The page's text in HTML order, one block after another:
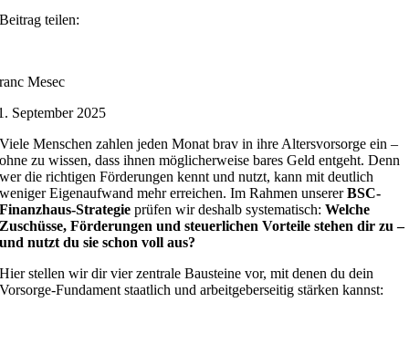
Beitrag teilen:
Mesec
September 2025
Viele Menschen zahlen jeden Monat brav in ihre Altersvorsorge ein –
ohne zu wissen, dass ihnen möglicherweise bares Geld entgeht. Denn
wer die richtigen Förderungen kennt und nutzt, kann mit deutlich
weniger Eigenaufwand mehr erreichen. Im Rahmen unsererBSC-
Finanzhaus-Strategie prüfen wir deshalb systematisch:Welche
Zuschüsse, Förderungen und steuerlichen Vorteile stehen dir zu –
und nutzt du sie schon voll aus?
Hier stellen wir dir vier zentrale Bausteine vor, mit denen du dein
Vorsorge-Fundament staatlich und arbeitgeberseitig stärken kannst: